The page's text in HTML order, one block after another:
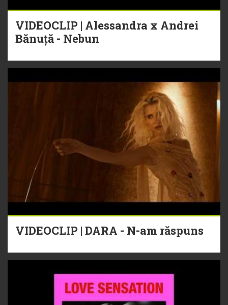
VIDEOCLIP | Alessandra x Andrei
Bănuță - Nebun
VIDEOCLIP | DARA - N-am răspuns